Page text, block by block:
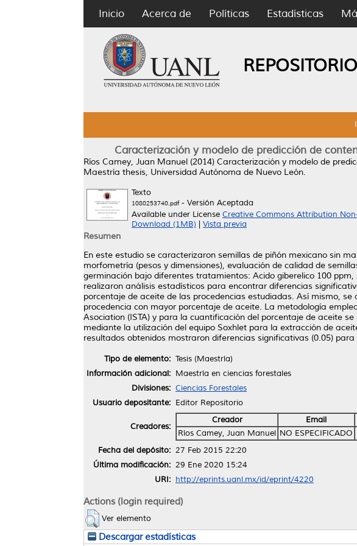
Inicio Acerca de Políticas Estadísticas
Caracterización y modelo de predicción de
Ríos Camey, Juan Manuel (2014) Caracterización y modelo de
Maestría thesis, Universidad Autónoma de Nuevo León.
Texto
1080253740.pdf- Versión Aceptada
Available under License Creative Commons Attribution
Download (1MB)
Vista previa
Resumen
En este estudio se caracterizaron semillas de piñón mexicano sin
morfometría (pesos y dimensiones), evaluación de calidad de
germinación bajo diferentes tratamientos: Acido giberelico 100
realizaron análisis estadísticos para encontrar diferencias
porcentaje de aceite de las procedencias estudiadas. Así mismo,
procedencia con mayor porcentaje de aceite. La metodología
Asociation (ISTA) y para la cuantificación del porcentaje de aceite
mediante la utilización del equipo Soxhlet para la extracción de
resultados obtenidos mostraron diferencias significativas (0.05)
Tipo de elemento: Tesis (Maestría)
Información adicional: Maestría en ciencias forestales
Divisiones: Ciencias Forestales
Usuario depositante: Editor Repositorio
Creadores:
Creador Email
Ríos Camey, Juan Manuel NO ESPECIFICADO
Fecha del depósito: 27 Feb 2015 22:20
Última modificación: 29 Ene 2020 15:24
URI: http://eprints.uanl.mx/id/eprint/4220
Actions (login required)
Ver elemento
Descargar estadísticas